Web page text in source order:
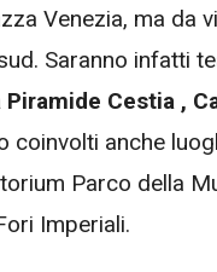
Venezia, ma da
Saranno infatti
Cestia ,
coinvolti anche
Parco della
Imperiali.